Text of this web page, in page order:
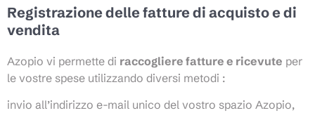
Registrazione delle fatture di acquisto e di
vendita
Azopio vi permette di raccogliere fatture e ricevute per
le vostre spese utilizzando diversi metodi :
invio all’indirizzo e-mail unico del vostro spazio Azopio,